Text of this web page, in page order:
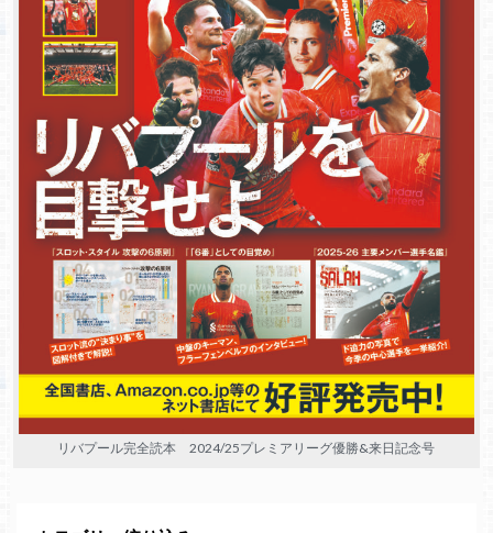
リバプール完全読本 2024/25プレミアリーグ優勝&来日記念号